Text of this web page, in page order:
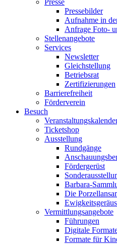
Presse
Pressebilder
Aufnahme in
Anfrage Foto-
Stellenangebote
Services
Newsletter
Gleichstellung
Betriebsrat
Zertifizierungen
Barrierefreiheit
Förderverein
Besuch
Ticketshop
Ausstellung
Rundgänge
Fördergerüst
Barbara-
Die
Vermittlungsangebote
Führungen
Digitale
Formate für